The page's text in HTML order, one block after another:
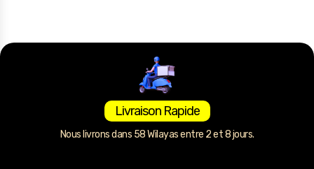
Livraison Rapide
Nous livrons dans 58 Wilayas entre 2 et 8 jours.